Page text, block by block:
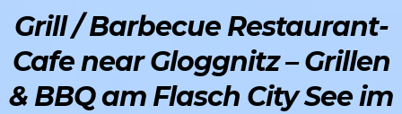
Grill / Barbecue Restaurant-
Cafe near Gloggnitz – Grillen
& BBQ am Flasch City See im